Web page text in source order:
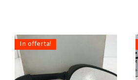
In offerta!